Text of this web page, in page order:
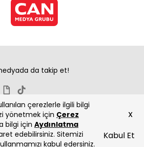
çerezlerle ilgili bilgi
yönetmek için Çerez
bilgi için Aydınlatma
edebilirsiniz. Sitemizi
kabul edersiniz.
Kabul Et
x
da takip et!
Yayıncılık A.Ş.